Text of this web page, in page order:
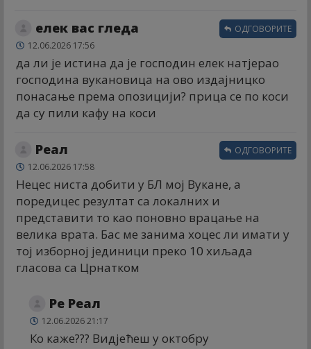
елек вас гледа
12.06.2026 17:56
да ли је истина да је господин елек натјерао
господина вукановица на ово издајницко
понасање према опозицији? прица се по коси
да су пили кафу на коси
ОДГОВОРИТЕ
Реал
12.06.2026 17:58
Нецес ниста добити у БЛ мој Вукане, а
поредицес резултат са локалних и
представити то као поновно врацање на
велика врата. Бас ме занима хоцес ли имати у
тој изборној јединици преко 10 хиљада
гласова са Црнатком
ОДГОВОРИТЕ
Ре Реал
12.06.2026 21:17
Ко каже??? Видјећеш у октобру